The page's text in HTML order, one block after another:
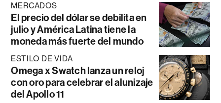
MERCADOS
El precio del dólar se debilita en
julio y América Latina tiene la
moneda más fuerte del mundo
ESTILO DE VIDA
Omega x Swatch lanza un reloj
con oro para celebrar el alunizaje
del Apollo 11